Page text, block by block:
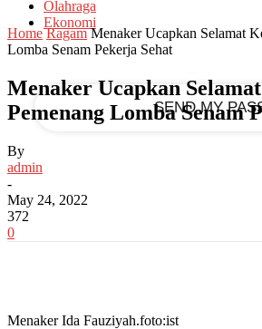
your
Olahraga
Ekonomi
Home Ragam Menaker Ucapkan Selamat
Lomba Senam Pekerja Sehat
Menaker Ucapkan
Pemenang Lomba Senam
By
admin
-
May 24, 2022
372
0
Menaker Ida Fauziyah.foto:ist